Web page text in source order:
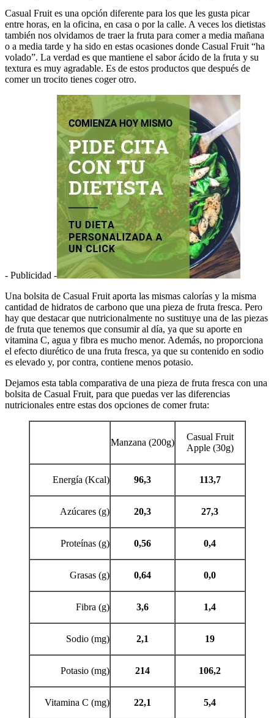
Casual Fruit es una opción diferente para los que les gusta picar
entre horas, en la oficina, en casa o por la calle. A veces los dietistas
también nos olvidamos de traer la fruta para comer a media mañana
o a media tarde y ha sido en estas ocasiones donde Casual Fruit “ha
volado”. La verdad es que mantiene el sabor ácido de la fruta y su
textura es muy agradable. Es de estos productos que después de
comer un trocito tienes coger otro.
- Publicidad -
Una bolsita de Casual Fruit aporta las mismas calorías y la misma
cantidad de hidratos de carbono que una pieza de fruta fresca. Pero
hay que destacar que nutricionalmente no sustituye una de las piezas
de fruta que tenemos que consumir al día, ya que su aporte en
vitamina C, agua y fibra es mucho menor. Además, no proporciona
el efecto diurético de una fruta fresca, ya que su contenido en sodio
es elevado y, por contra, contiene menos potasio.
Dejamos esta tabla comparativa de una pieza de fruta fresca con una
bolsita de Casual Fruit, para que puedas ver las diferencias
nutricionales entre estas dos opciones de comer fruta:
Manzana (200g)
Casual Fruit
Apple (30g)
Energía (Kcal) 96,3 113,7
Azúcares (g) 20,3 27,3
Proteínas (g) 0,56 0,4
Grasas (g) 0,64 0,0
Fibra (g) 3,6 1,4
Sodio (mg) 2,1 19
Potasio (mg) 214 106,2
Vitamina C (mg) 22,1 5,4